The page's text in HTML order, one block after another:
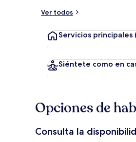
Ver todos
Servicios principales
Siéntete como en
Opciones de
Consulta la